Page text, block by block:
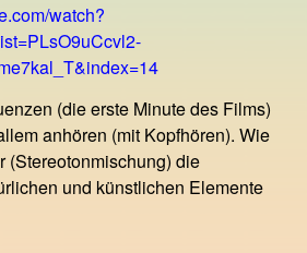
watch?
(die erste Minute des Films)
anhören (mit Kopfhören). Wie
(Stereotonmischung) die
und künstlichen Elemente